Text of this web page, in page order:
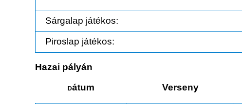
Sárgalap játékos:
Piroslap játékos:
Hazai pályán
Dátum Verseny